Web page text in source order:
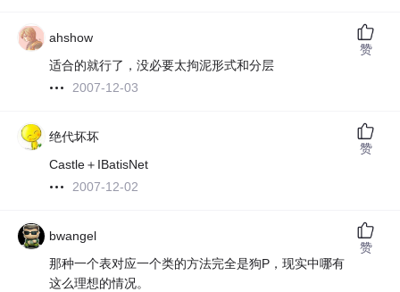
ahshow
适合的就行了，没必要太拘泥形式和分层
2007-12-03
赞
绝代坏坏
Castle＋IBatisNet
2007-12-02
赞
bwangel
那种一个表对应一个类的方法完全是狗P，现实中哪有
这么理想的情况。
赞